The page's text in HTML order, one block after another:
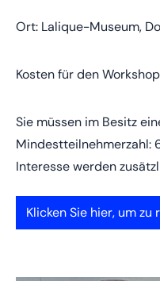
Ort: Lalique-Museum,
Kosten für den
Sie müssen im Besitz
Mindestteilnehmerzahl:
Interesse werden
Klicken Sie hier, um zu